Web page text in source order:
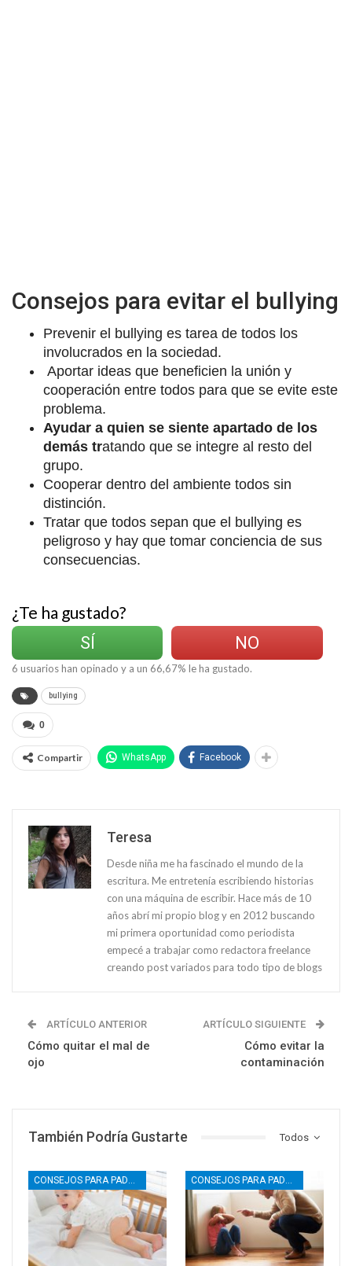
Consejos para evitar el bullying
Prevenir el bullying es tarea de todos los
involucrados en la sociedad.
Aportar ideas que beneficien la unión y
cooperación entre todos para que se evite este
problema.
Ayudar a quien se siente apartado de los
demás tratando que se integre al resto del
grupo.
Cooperar dentro del ambiente todos sin
distinción.
Tratar que todos sepan que el bullying es
peligroso y hay que tomar conciencia de sus
consecuencias.
¿Te ha gustado?
SÍ
NO
6 usuarios han opinado y a un 66,67% le ha gustado.
bullying
0
Compartir WhatsApp Facebook
Teresa
Desde niña me ha fascinado el mundo de la
escritura. Me entretenía escribiendo historias
con una máquina de escribir. Hace más de 10
años abrí mi propio blog y en 2012 buscando
mi primera oportunidad como periodista
empecé a trabajar como redactora freelance
creando post variados para todo tipo de blogs
ARTÍCULO ANTERIOR
Cómo quitar el mal de
ojo
ARTÍCULO SIGUIENTE
Cómo evitar la
contaminación
Todos
También Podría Gustarte
CONSEJOS PARA PADRES CONSEJOS PARA PADRES